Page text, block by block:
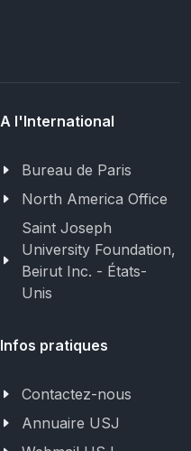
A l'International
Bureau de Paris
North America Office
Saint Joseph
University Foundation,
Beirut Inc. - États-
Unis
Infos pratiques
Contactez-nous
Annuaire USJ